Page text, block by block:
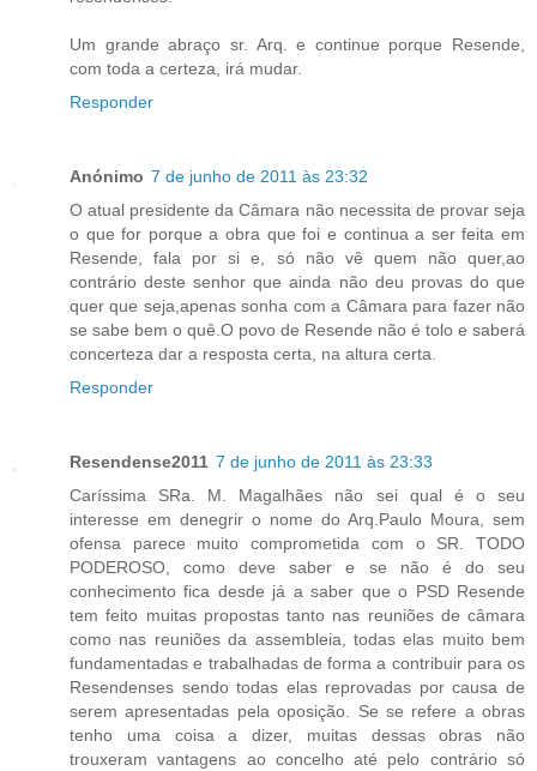
Um grande abraço sr. Arq. e continue porque Resende,
com toda a certeza, irá mudar.
Responder
Anónimo 7 de junho de 2011 às 23:32
O atual presidente da Câmara não necessita de provar seja
o que for porque a obra que foi e continua a ser feita em
Resende, fala por si e, só não vê quem não quer,ao
contrário deste senhor que ainda não deu provas do que
quer que seja,apenas sonha com a Câmara para fazer não
se sabe bem o quê.O povo de Resende não é tolo e saberá
concerteza dar a resposta certa, na altura certa.
Responder
Resendense2011 7 de junho de 2011 às 23:33
Caríssima SRa. M. Magalhães não sei qual é o seu
interesse em denegrir o nome do Arq.Paulo Moura, sem
ofensa parece muito comprometida com o SR. TODO
PODEROSO, como deve saber e se não é do seu
conhecimento fica desde já a saber que o PSD Resende
tem feito muitas propostas tanto nas reuniões de câmara
como nas reuniões da assembleia, todas elas muito bem
fundamentadas e trabalhadas de forma a contribuir para os
Resendenses sendo todas elas reprovadas por causa de
serem apresentadas pela oposição. Se se refere a obras
tenho uma coisa a dizer, muitas dessas obras não
trouxeram vantagens ao concelho até pelo contrário só